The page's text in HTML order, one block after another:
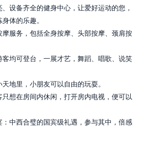
设备齐全的健身中心，让爱好运动的您，
体的乐趣。
服务，包括全身按摩、头部按摩、颈肩按
均可登台，一展才艺，舞蹈、唱歌、说笑
地里，小朋友可以自由的玩耍。
想在房间内休闲，打开房内电视，便可以
中西合璧的国宾级礼遇，参与其中，倍感